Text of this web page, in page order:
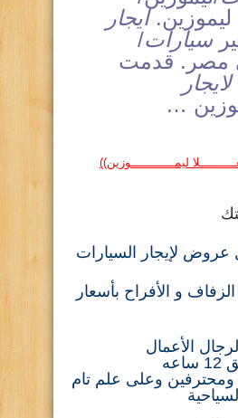
ليموزين.ايجار
سيارات/
مصر. قدمت
لايجار
…
ليمــــــــــــوزين))
لإيجار السيارات
و الأفراح بأسعار
الأعمال
ومحترفين وعلى علم تام